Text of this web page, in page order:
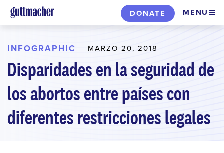
Skip
to
content
DONATE MENU
INFOGRAPHIC MARZO 20, 2018
Disparidades en la seguridad de
los abortos entre países con
diferentes restricciones legales